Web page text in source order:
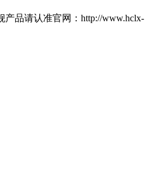
品请认准官网：http://www.hclx-